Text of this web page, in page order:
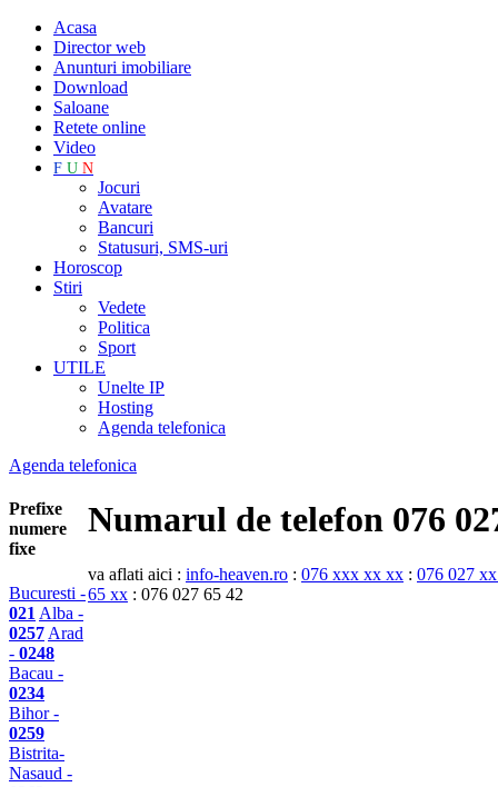
Acasa
Director web
Anunturi imobiliare
Download
Saloane
Retete online
Video
F U N
Jocuri
Avatare
Bancuri
Statusuri, SMS-uri
Horoscop
Stiri
Vedete
Politica
Sport
UTILE
Unelte IP
Hosting
Agenda telefonica
Agenda telefonica
Prefixe
numere
fixe
Bucuresti -
021 Alba -
0257 Arad
- 0248
Bacau -
0234
Bihor -
0259
Bistrita-
Nasaud -
Numarul de telefon 076
va aflati aici : info-heaven.ro : 076 xxx xx xx : 076 027
65 xx : 076 027 65 42